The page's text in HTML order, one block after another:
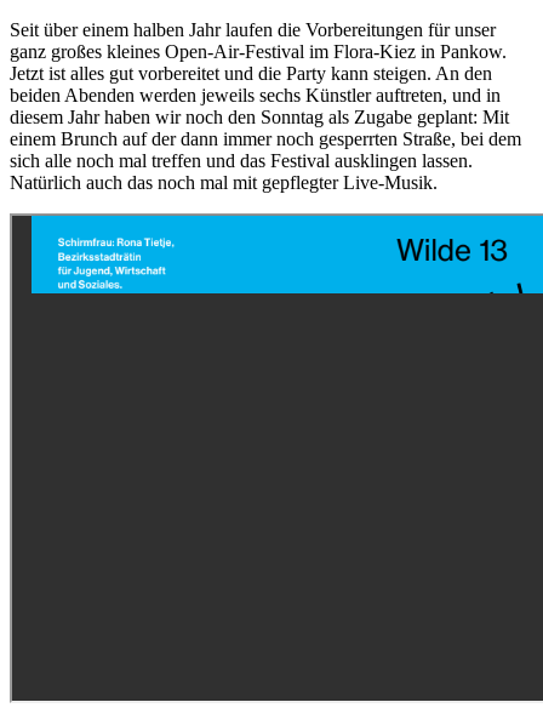
Seit über einem halben Jahr laufen die Vorbereitungen für unser
ganz großes kleines Open-Air-Festival im Flora-Kiez in Pankow.
Jetzt ist alles gut vorbereitet und die Party kann steigen. An den
beiden Abenden werden jeweils sechs Künstler auftreten, und in
diesem Jahr haben wir noch den Sonntag als Zugabe geplant: Mit
einem Brunch auf der dann immer noch gesperrten Straße, bei dem
sich alle noch mal treffen und das Festival ausklingen lassen.
Natürlich auch das noch mal mit gepflegter Live-Musik.